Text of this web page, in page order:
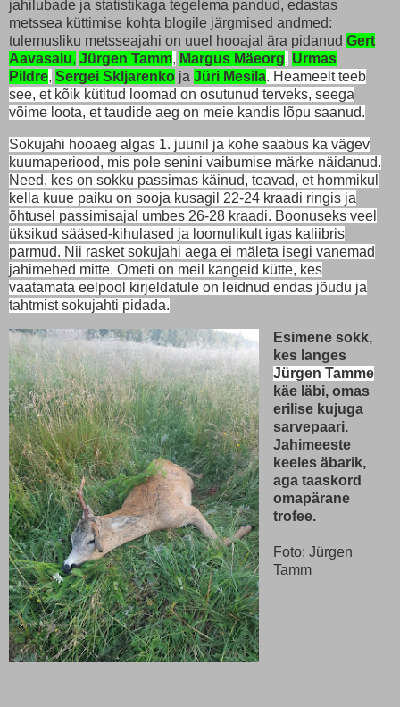
jahilubade ja statistikaga tegelema pandud, edastas
metssea küttimise kohta blogile järgmised andmed:
tulemusliku metsseajahi on uuel hooajal ära pidanud Gert
Aavasalu, Jürgen Tamm, Margus Mäeorg, Urmas
Pildre, Sergei Skljarenko ja Jüri Mesila. Heameelt teeb
see, et kõik kütitud loomad on osutunud terveks, seega
võime loota, et taudide aeg on meie kandis lõpu saanud.
Sokujahi hooaeg algas 1. juunil ja kohe saabus ka vägev
kuumaperiood, mis pole senini vaibumise märke näidanud.
Need, kes on sokku passimas käinud, teavad, et hommikul
kella kuue paiku on sooja kusagil 22-24 kraadi ringis ja
õhtusel passimisajal umbes 26-28 kraadi. Boonuseks veel
üksikud sääsed-kihulased ja loomulikult igas kaliibris
parmud. Nii rasket sokujahi aega ei mäleta isegi vanemad
jahimehed mitte. Ometi on meil kangeid kütte, kes
vaatamata eelpool kirjeldatule on leidnud endas jõudu ja
tahtmist sokujahti pidada.
Esimene sokk,
kes langes
Jürgen Tamme
käe läbi, omas
erilise kujuga
sarvepaari.
Jahimeeste
keeles äbarik,
aga taaskord
omapärane
trofee.
Foto: Jürgen
Tamm